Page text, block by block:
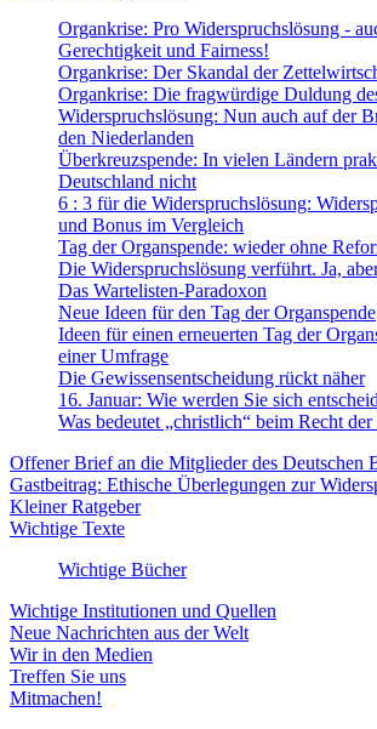
Organkrise: Pro Widerspruchslösung -
Gerechtigkeit und Fairness!
Organkrise: Der Skandal der
Organkrise: Die fragwürdige Duldung
Widerspruchslösung: Nun auch auf der
den Niederlanden
Überkreuzspende: In vielen Ländern
Deutschland nicht
6 : 3 für die Widerspruchslösung:
und Bonus im Vergleich
Tag der Organspende: wieder ohne
Die Widerspruchslösung verführt. Ja,
Das Wartelisten-Paradoxon
Neue Ideen für den Tag der Organspende
Ideen für einen erneuerten Tag der
einer Umfrage
Die Gewissensentscheidung rückt näher
16. Januar: Wie werden Sie sich
Was bedeutet „christlich“ beim Recht der
Offener Brief an die Mitglieder des Deutschen
Gastbeitrag: Ethische Überlegungen zur
Kleiner Ratgeber
Wichtige Texte
Wichtige Bücher
Wichtige Institutionen und Quellen
Neue Nachrichten aus der Welt
Wir in den Medien
Treffen Sie uns
Mitmachen!